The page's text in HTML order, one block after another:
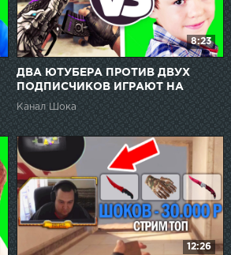
8:23
ДВА ЮТУБЕРА ПРОТИВ ДВУХ
ПОДПИСЧИКОВ ИГРАЮТ НА
НОЖИ В CS:GO // ДАРЮ
ПОДПИСЧИКАМ СКИНЫ ЗА
ПОБЕДУ
Канал Шока
12:26